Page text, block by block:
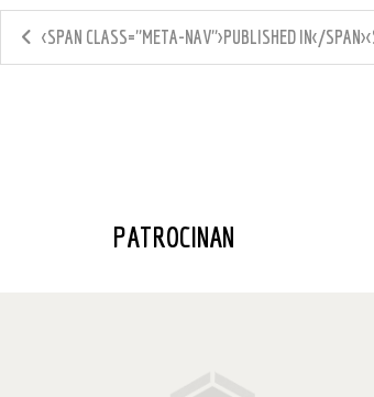
<SPAN CLASS="META-NAV">PUBLISHED IN</
PATROCINAN